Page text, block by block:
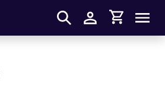
S'identifier
Panier